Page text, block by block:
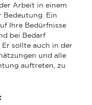
Arbeit in einem
Bedeutung. Ein
Ihre Bedürfnisse
bei Bedarf
Er sollte auch in der
und alle
auftreten, zu